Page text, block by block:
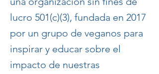
lucro 501(c)(3), fundada en 2017
por un grupo de veganos para
inspirar y educar sobre el
impacto de nuestras